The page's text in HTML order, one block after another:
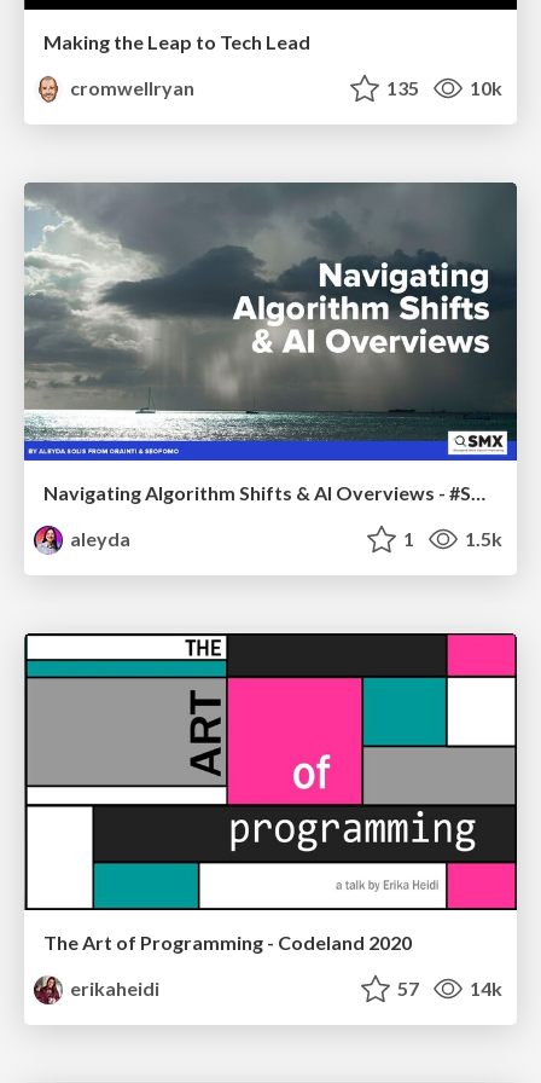
Making the Leap to Tech Lead
cromwellryan
135 10k
aleyda
1 1.5k
The Art of Programming - Codeland 2020
erikaheidi
57 14k